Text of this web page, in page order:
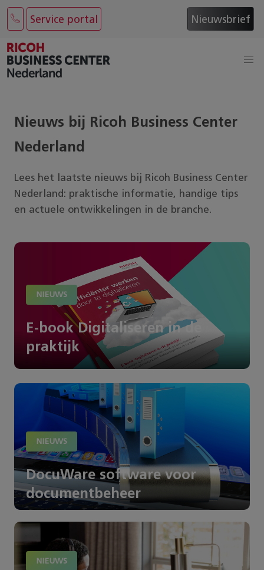
Service portal Nieuwsbrief
Nieuws bij Ricoh Business Center
Nederland
Lees het laatste nieuws bij Ricoh Business Center
Nederland: praktische informatie, handige tips
en actuele ontwikkelingen in de branche.
NIEUWS
E-book Digitaliseren in de
praktijk
NIEUWS
DocuWare software voor
documentbeheer
NIEUWS